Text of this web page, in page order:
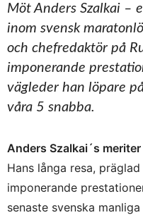
Möt Anders Szalkai –
inom svensk
och chefredaktör på
imponerande
vägleder han löpare
våra 5 snabba.
Anders Szalkai´s
Hans långa resa,
imponerande
senaste svenska